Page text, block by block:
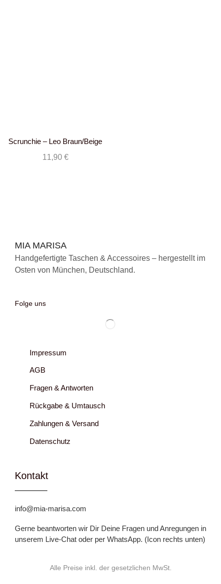
Scrunchie – Leo Braun/Beige
11,90 €
MIA MARISA
Handgefertigte Taschen & Accessoires – hergestellt im
Osten von München, Deutschland.
Folge uns
Impressum
AGB
Fragen & Antworten
Rückgabe & Umtausch
Zahlungen & Versand
Datenschutz
Kontakt
info@mia-marisa.com
Gerne beantworten wir Dir Deine Fragen und Anregungen in
unserem Live-Chat oder per WhatsApp. (Icon rechts unten)
Alle Preise inkl. der gesetzlichen MwSt.